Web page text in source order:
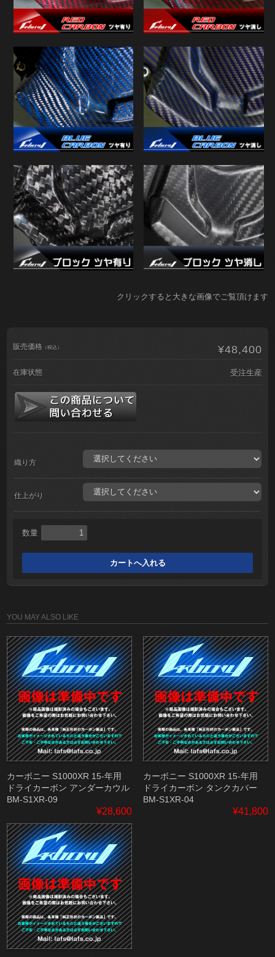
クリックすると大きな画像でご覧頂けます
販売価格 （税込） ¥48,400
在庫状態 受注生産
織り方
仕上がり
数量
YOU MAY ALSO LIKE
カーボニー S1000XR 15-年用
ドライカーボン アンダーカウル
BM-S1XR-09
¥28,600
カーボニー S1000XR 15-年用
ドライカーボン タンクカバー
BM-S1XR-04
¥41,800